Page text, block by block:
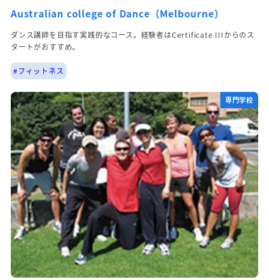
Australian college of Dance（Melbourne）
ダンス講師を目指す実践的なコース。経験者はCertificate IIIからのス
タートがおすすめ。
#フィットネス
専門学校